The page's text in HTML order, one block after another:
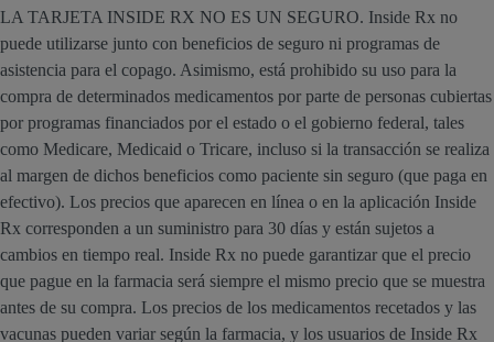
LA TARJETA INSIDE RX NO ES UN SEGURO. Inside Rx no
puede utilizarse junto con beneficios de seguro ni programas de
asistencia para el copago. Asimismo, está prohibido su uso para la
compra de determinados medicamentos por parte de personas cubiertas
por programas financiados por el estado o el gobierno federal, tales
como Medicare, Medicaid o Tricare, incluso si la transacción se realiza
al margen de dichos beneficios como paciente sin seguro (que paga en
efectivo). Los precios que aparecen en línea o en la aplicación Inside
Rx corresponden a un suministro para 30 días y están sujetos a
cambios en tiempo real. Inside Rx no puede garantizar que el precio
que pague en la farmacia será siempre el mismo precio que se muestra
antes de su compra. Los precios de los medicamentos recetados y las
vacunas pueden variar según la farmacia, y los usuarios de Inside Rx